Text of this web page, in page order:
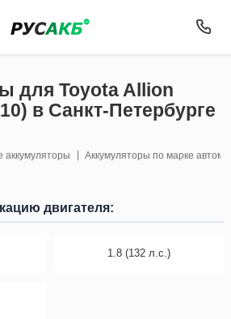
для Toyota Allion
в Санкт-Петербурге
аккумуляторы Аккумуляторы по марке
двигателя:
1.8 (132 л.с.)